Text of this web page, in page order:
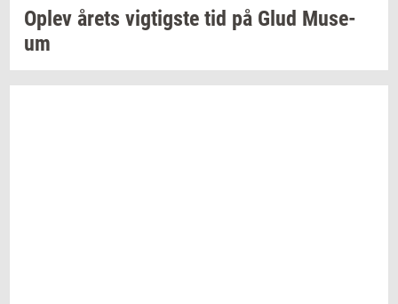
Oplev årets vig­tig­ste tid på Glud Mu­se­
um